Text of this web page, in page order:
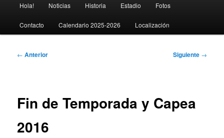
principal
Hola! Noticias Historia Estadio Fotos
Contacto Calendario 2025-2026 Localización
Navegación
← Anterior Siguiente →
Fin de Temporada y Capea
2016